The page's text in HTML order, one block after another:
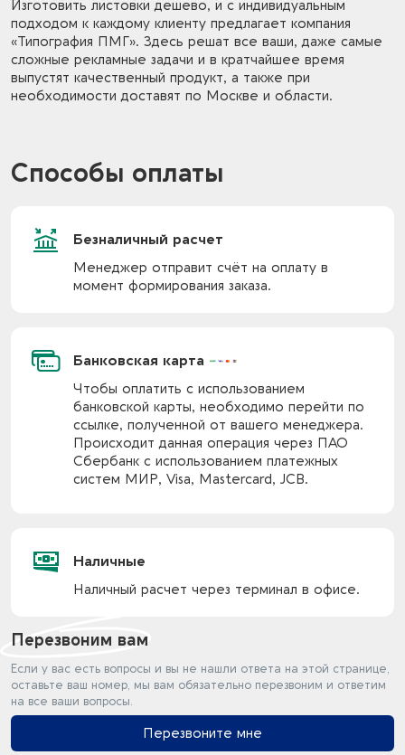
Изготовить листовки дешево, и с индивидуальным
подходом к каждому клиенту предлагает компания
«Типография ПМГ». Здесь решат все ваши, даже самые
сложные рекламные задачи и в кратчайшее время
выпустят качественный продукт, а также при
необходимости доставят по Москве и области.
Способы оплаты
Безналичный расчет
Менеджер отправит счёт на оплату в
момент формирования заказа.
Банковская карта
Чтобы оплатить с использованием
банковской карты, необходимо перейти по
ссылке, полученной от вашего менеджера.
Происходит данная операция через ПАО
Сбербанк с использованием платежных
систем МИР, Visa, Mastercard, JCB.
Наличные
Наличный расчет через терминал в офисе.
Перезвоним вам
Если у вас есть вопросы и вы не нашли ответа на этой странице,
оставьте ваш номер, мы вам обязательно перезвоним и ответим
на все ваши вопросы.
Перезвоните мне